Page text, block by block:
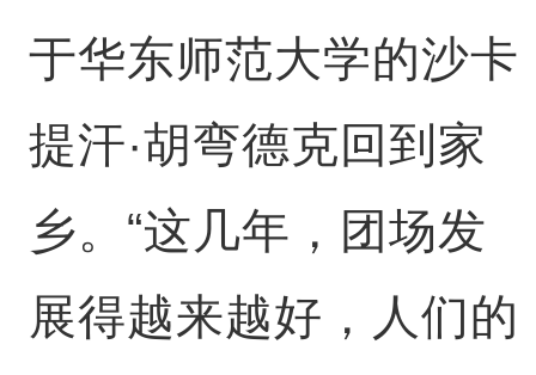
于华东师范大学的沙卡
提汗·胡弯德克回到家
乡。“这几年，团场发
展得越来越好，人们的